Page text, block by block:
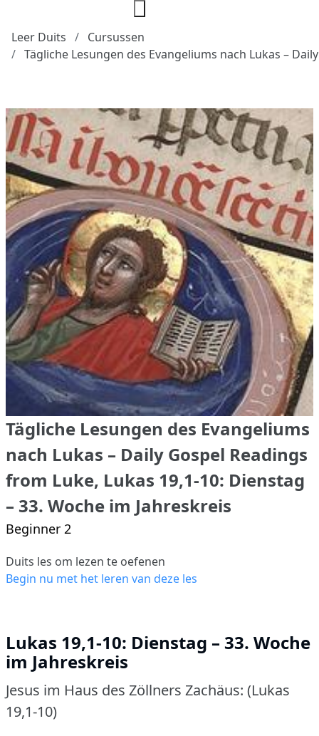
Leer Duits
Cursussen
Tägliche Lesungen des Evangeliums nach Lukas –
Tägliche Lesungen des Evangeliums
nach Lukas – Daily Gospel Readings
from Luke, Lukas 19,1-10: Dienstag
– 33. Woche im Jahreskreis
Beginner 2
Duits les om lezen te oefenen
Begin nu met het leren van deze les
Lukas 19,1-10: Dienstag – 33. Woche
im Jahreskreis
Jesus im Haus des Zöllners Zachäus: (Lukas
19,1-10)